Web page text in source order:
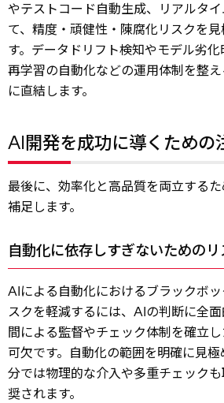
テストコード自動生成、リアルタイ
て、精度・頑健性・陳腐化リスクを
す。データドリフト検知やモデル劣化
再学習の自動化などの運用体制を整
に直結します。
AI開発を成功に導くための
最後に、効率化と高品質を両立する
補足します。
自動化に依存しすぎないための
AIによる自動化におけるブラックボ
スクを軽減するには、AIの判断に全
間による監督やチェック体制を確立
可欠です。自動化の範囲を明確に見
分では物理的な介入や多重チェック
奨されます。